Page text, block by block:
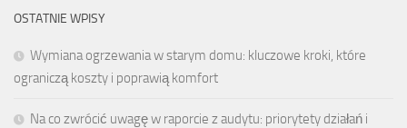
OSTATNIE WPISY
Wymiana ogrzewania w starym domu: kluczowe kroki, które
ograniczą koszty i poprawią komfort
Na co zwrócić uwagę w raporcie z audytu: priorytety działań i